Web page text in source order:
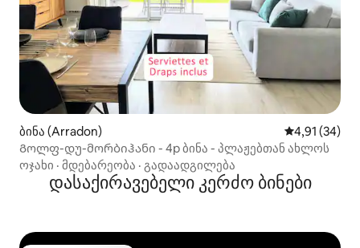
ბინა (Arradon) საშუალო
4,91 (34)
Გოლფ-დუ-მორბიჰანი - 4p ბინა - პლაჟებთან ახლოს
ოჯახი · მდებარეობა · გადაადგილება
დასაქირავებელი კერძო ბინები